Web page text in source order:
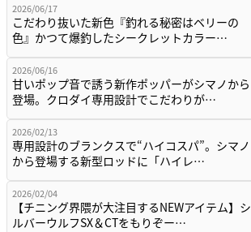
2026/06/17
こだわり抜いた新色『釣れる秘密はベリーの
色』かつて爆釣したシークレットカラー…
2026/06/16
甘いポップ音で誘う新作ポッパーがシマノから
登場。クロダイ専用設計でこだわりが…
2026/02/13
専用設計のブランクスで“ハイコスパ”。シマノ
から登場する新型ロッドに「ハイレ…
2026/02/04
【チニング界隈が大注目するNEWアイテム】シ
ルバーウルフSX＆CTをもりぞー…